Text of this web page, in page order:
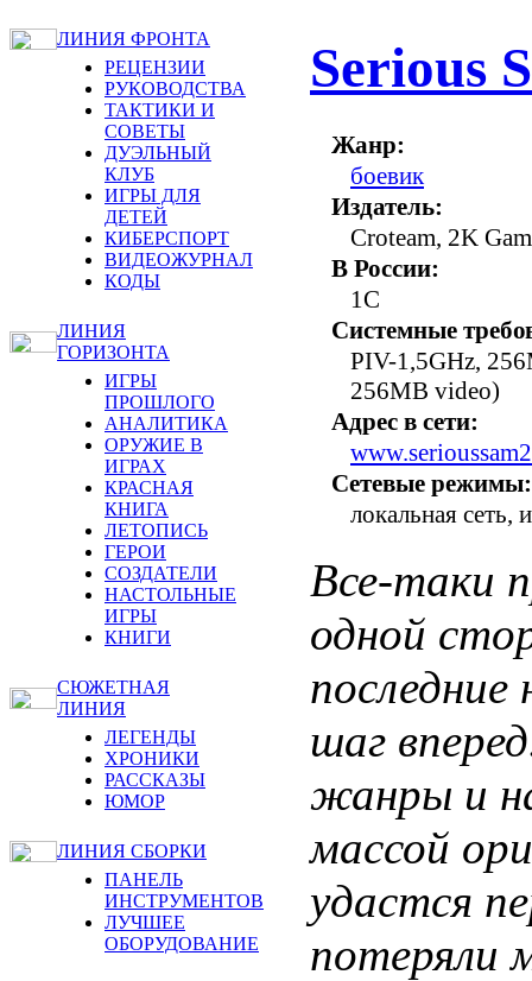
ЛИНИЯ ФРОНТА
РЕЦЕНЗИИ
РУКОВОДСТВА
ТАКТИКИ И
СОВЕТЫ
ДУЭЛЬНЫЙ
КЛУБ
ИГРЫ ДЛЯ
ДЕТЕЙ
КИБЕРСПОРТ
ВИДЕОЖУРНАЛ
КОДЫ
ЛИНИЯ
ГОРИЗОНТА
ИГРЫ
ПРОШЛОГО
АНАЛИТИКА
ОРУЖИЕ В
ИГРАХ
КРАСНАЯ
КНИГА
ЛЕТОПИСЬ
ГЕРОИ
СОЗДАТЕЛИ
НАСТОЛЬНЫЕ
ИГРЫ
КНИГИ
СЮЖЕТНАЯ
ЛИНИЯ
ЛЕГЕНДЫ
ХРОНИКИ
РАССКАЗЫ
ЮМОР
ЛИНИЯ СБОРКИ
ПАНЕЛЬ
ИНСТРУМЕНТОВ
ЛУЧШЕЕ
ОБОРУДОВАНИЕ
Serious
Жанр:
боевик
Издатель:
Croteam, 2K
В России:
1C
Системные
PIV-1,5GHz,
256MB video)
Адрес в сети:
Сетевые режимы:
локальная сеть,
Все-таки
одной
последние
шаг
жанры и
массой
удастся
потеряли